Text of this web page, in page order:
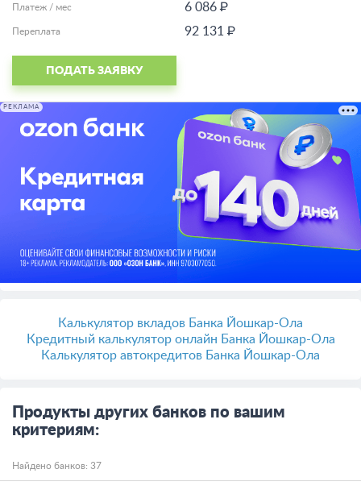
6 086 ₽
Платеж / мес
92 131 ₽
Переплата
ПОДАТЬ ЗАЯВКУ
РЕКЛАМА
Калькулятор вкладов Банка Йошкар-Ола
Кредитный калькулятор онлайн Банка Йошкар-Ола
Калькулятор автокредитов Банка Йошкар-Ола
Продукты других банков по вашим
критериям:
Найдено банков: 37